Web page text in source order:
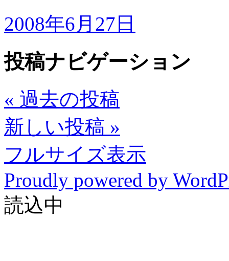
2008年6月27日
投稿ナビゲーション
« 過去の投稿
新しい投稿 »
フルサイズ表示
Proudly powered by
読込中